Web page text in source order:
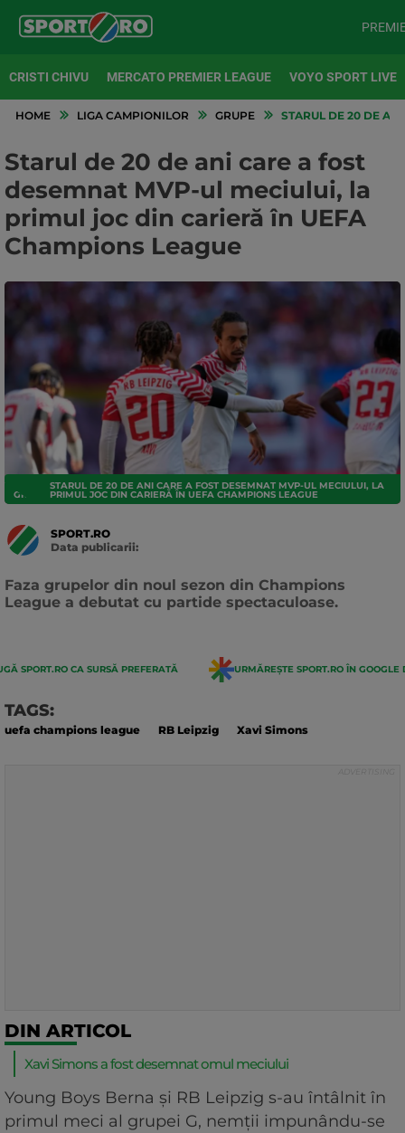
CRISTI CHIVU MERCATO PREMIER LEAGUE VOYO SPORT LIVE
HOME LIGA CAMPIONILOR GRUPE STARUL DE 20 DE
Starul de 20 de ani care a fost
desemnat MVP-ul meciului, la
primul joc din carieră în UEFA
Champions League
GRUPE
STARUL DE 20 DE ANI CARE A FOST DESEMNAT MVP-UL MECIULUI, LA
PRIMUL JOC DIN CARIERĂ ÎN UEFA CHAMPIONS LEAGUE
SPORT.RO
Data publicarii:
Faza grupelor din noul sezon din Champions
League a debutat cu partide spectaculoase.
SPORT.RO CA SURSĂ PREFERATĂ URMĂREȘTE SPORT.RO ÎN GOOGLE
TAGS:
uefa champions league RB Leipzig Xavi Simons
DIN ARTICOL
Xavi Simons a fost desemnat omul meciului
Young Boys Berna și RB Leipzig s-au întâlnit în
primul meci al grupei G, nemții impunându-se